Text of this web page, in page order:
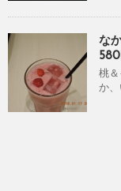
な
桃
か、